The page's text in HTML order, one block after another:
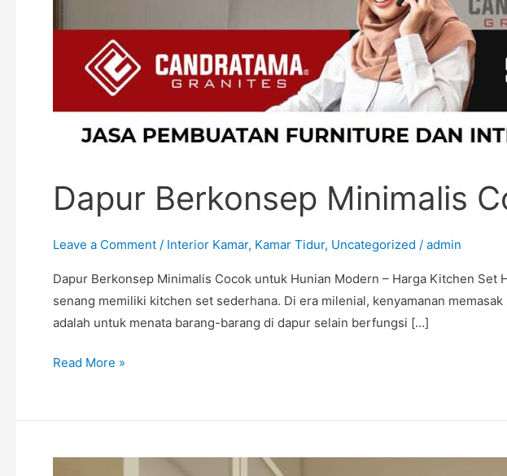
Dapur Berkonsep Minimalis
Leave a Comment / Interior Kamar, Kamar Tidur, Uncategorized / admin
Dapur Berkonsep Minimalis Cocok untuk Hunian Modern – Harga Kitchen
senang memiliki kitchen set sederhana. Di era milenial, kenyamanan
adalah untuk menata barang-barang di dapur selain berfungsi […]
Read More »